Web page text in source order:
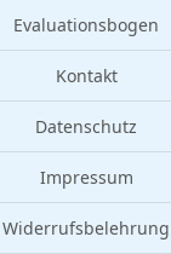
Evaluationsbogen
Kontakt
Datenschutz
Impressum
Widerrufsbelehrung